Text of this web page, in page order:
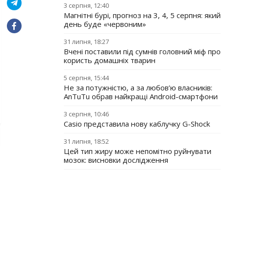
3 серпня, 12:40
Магнітні бурі, прогноз на 3, 4, 5 серпня: який
день буде «червоним»
31 липня, 18:27
Вчені поставили під сумнів головний міф про
користь домашніх тварин
5 серпня, 15:44
Не за потужністю, а за любов’ю власників:
AnTuTu обрав найкращі Android-смартфони
3 серпня, 10:46
Casio представила нову каблучку G-Shock
31 липня, 18:52
Цей тип жиру може непомітно руйнувати
мозок: висновки дослідження